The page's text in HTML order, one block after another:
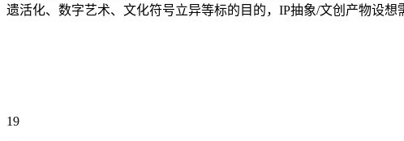
遗活化、数字艺术、文化符号立异等标的目的，IP抽象/文创产物设想
19